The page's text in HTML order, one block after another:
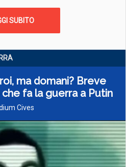
SUBITO
ma domani? Breve
fa la guerra a Putin
Cives